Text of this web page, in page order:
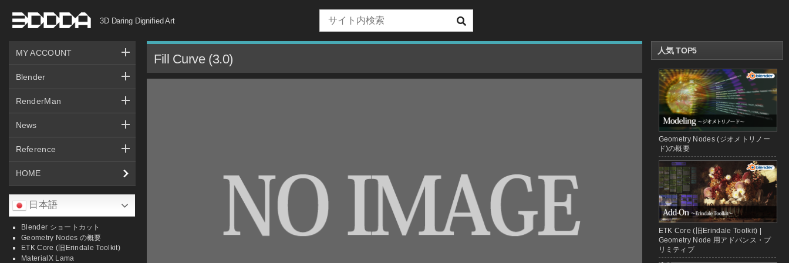
へ
ッ
3D Daring Dignified Art
MY ACCOUNT
Blender
RenderMan
News
Reference
HOME
日本語
Blender ショートカット
Geometry Nodes の概要
ETK Core (旧Erindale Toolkit)
MaterialX Lama
Fill Curve (3.0)
人気 TOP5
Geometry Nodes (ジオメトリノー
ド)の概要
ETK Core (旧Erindale Toolkit) |
Geometry Node 用アドバンス・プ
リミティブ